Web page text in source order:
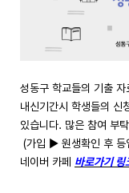
성동구 학교들의 기출 자
내신기간시 학생들의 신
있습니다. 많은 참여 부
(가입 ▶ 원생확인 후
네이버 카페 바로가기 링